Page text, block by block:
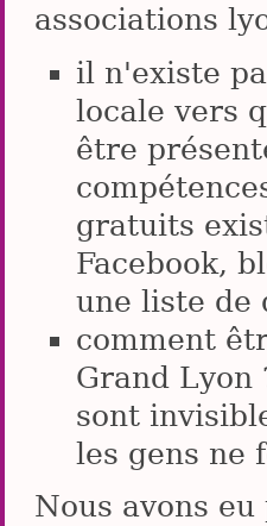
associations
il n'existe
locale vers
être
gratuits
Facebook,
une liste de
comment
Grand Lyon
sont
les gens ne
Nous avons